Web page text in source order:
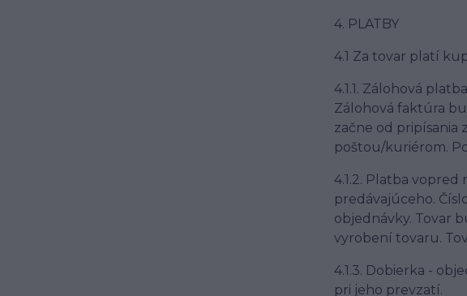
4. PLATBY
4.1 Za tovar platí
4.1.1. Zálohová
Zálohová faktúra
začne od pripísania
poštou/kuriérom.
4.1.2. Platba
predávajúceho.
objednávky. Tovar
vyrobení tovaru.
4.1.3. Dobierka -
pri jeho prevzatí.